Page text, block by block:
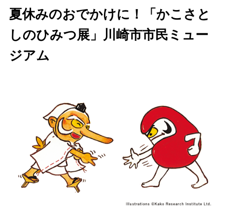
夏休みのおでかけに！「かこさと
しのひみつ展」川崎市市民ミュー
ジアム